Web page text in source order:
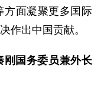
方面凝聚更多国际
作出中国贡献。
刚国务委员兼外长